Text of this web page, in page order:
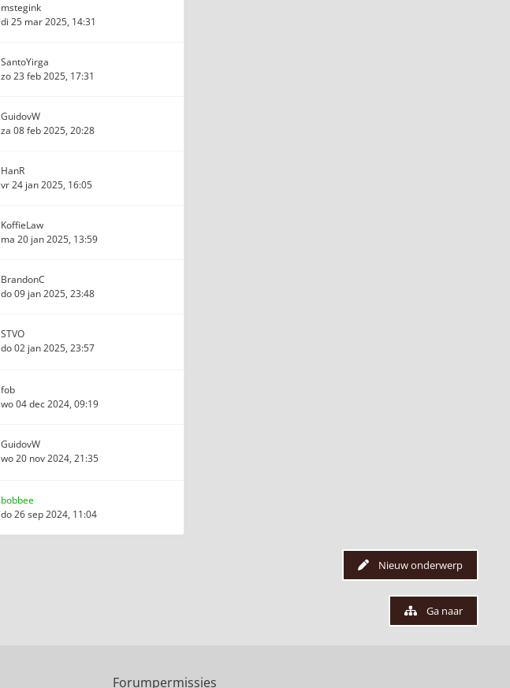
mstegink
di 25 mar 2025, 14:31
SantoYirga
zo 23 feb 2025, 17:31
GuidovW
za 08 feb 2025, 20:28
HanR
vr 24 jan 2025, 16:05
KoffieLaw
ma 20 jan 2025, 13:59
BrandonC
do 09 jan 2025, 23:48
STVO
do 02 jan 2025, 23:57
fob
wo 04 dec 2024, 09:19
GuidovW
wo 20 nov 2024, 21:35
bobbee
do 26 sep 2024, 11:04
Nieuw onderwerp
Ga naar
Forumpermissies